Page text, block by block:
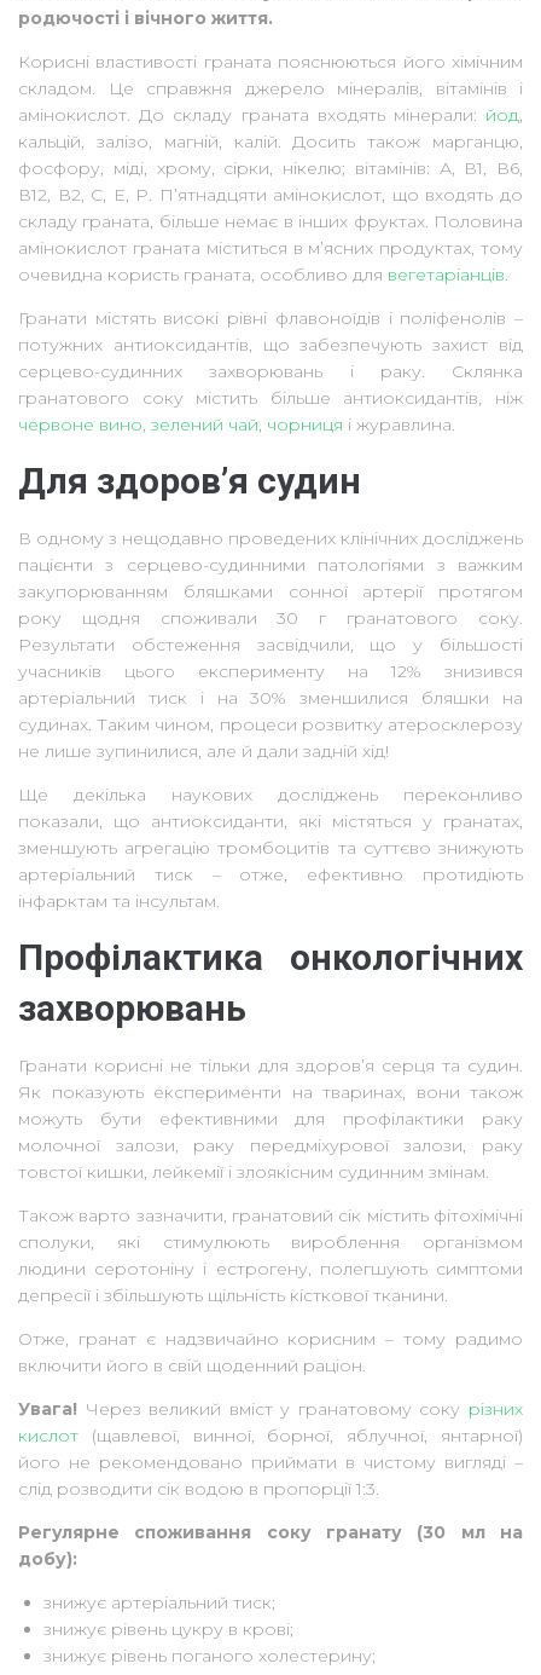
родючості і вічного життя.
Корисні властивості граната пояснюються його хімічним
складом. Це справжня джерело мінералів, вітамінів і
амінокислот. До складу граната входять мінерали: йод,
кальцій, залізо, магній, калій. Досить також марганцю,
фосфору, міді, хрому, сірки, нікелю; вітамінів: А, В1, В6,
В12, В2, С, Е, Р. П’ятнадцяти амінокислот, що входять до
складу граната, більше немає в інших фруктах. Половина
амінокислот граната міститься в м’ясних продуктах, тому
очевидна користь граната, особливо для вегетаріанців.
Гранати містять високі рівні флавоноїдів і поліфенолів –
потужних антиоксидантів, що забезпечують захист від
серцево-судинних захворювань і раку. Склянка
гранатового соку містить більше антиоксидантів, ніж
червоне вино, зелений чай, чорниця і журавлина.
Для здоров’я судин
В одному з нещодавно проведених клінічних досліджень
пацієнти з серцево-судинними патологіями з важким
закупорюванням бляшками сонної артерії протягом
року щодня споживали 30 г гранатового соку.
Результати обстеження засвідчили, що у більшості
учасників цього експерименту на 12% знизився
артеріальний тиск і на 30% зменшилися бляшки на
судинах. Таким чином, процеси розвитку атеросклерозу
не лише зупинилися, але й дали задній хід!
Ще декілька наукових досліджень переконливо
показали, що антиоксиданти, які містяться у гранатах,
зменшують агрегацію тромбоцитів та суттєво знижують
артеріальний тиск – отже, ефективно протидіють
інфарктам та інсультам.
Профілактика онкологічних
захворювань
Гранати корисні не тільки для здоров’я серця та судин.
Як показують експерименти на тваринах, вони також
можуть бути ефективними для профілактики раку
молочної залози, раку передміхурової залози, раку
товстої кишки, лейкемії і злоякісним судинним змінам.
Також варто зазначити, гранатовий сік містить фітохімічні
сполуки, які стимулюють вироблення організмом
людини серотоніну і естрогену, полегшують симптоми
депресії і збільшують щільність кісткової тканини.
Отже, гранат є надзвичайно корисним – тому радимо
включити його в свій щоденний раціон.
Увага! Через великий вміст у гранатовому соку різних
кислот (щавлевої, винної, борної, яблучної, янтарної)
його не рекомендовано приймати в чистому вигляді –
слід розводити сік водою в пропорції 1:3.
Регулярне споживання соку гранату (30 мл на
добу):
знижує артеріальний тиск;
знижує рівень цукру в крові;
знижує рівень поганого холестерину;